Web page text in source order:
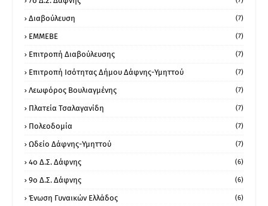
Διαβούλευση (7)
ΕΜΜΕΒΕ (7)
Επιτροπή Διαβούλευσης (7)
Επιτροπή Ισότητας Δήμου Δάφνης-Υμηττού (7)
Λεωφόρος Βουλιαγμένης (7)
Πλατεία Τσαλαγανίδη (7)
Πολεοδομία (7)
Ωδείο Δάφνης-Υμηττού (7)
4ο Δ.Σ. Δάφνης (6)
9ο Δ.Σ. Δάφνης (6)
Ένωση Γυναικών Ελλάδος (6)